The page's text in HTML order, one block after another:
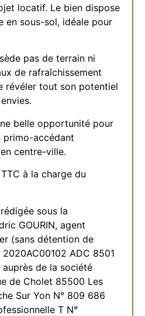
locatif. Le bien dispose
en sous-sol, idéale pour
pas de terrain ni
de rafraîchissement
révéler tout son potentiel
belle opportunité pour
primo-accédant
centre-ville.
à la charge du
sous la
GOURIN, agent
(sans détention de
ADC 8501
de la société
de Cholet 85500 Les
Sur Yon N° 809 686
T N°